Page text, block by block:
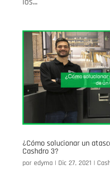
¿Cómo solucionar un
Cashdro 3?
por edyma | Dic 27, 2021 |